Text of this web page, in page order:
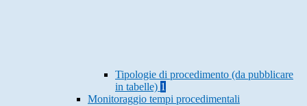
Tipologie di procedimento (da pubblicare
in tabelle) 1
Monitoraggio tempi procedimentali